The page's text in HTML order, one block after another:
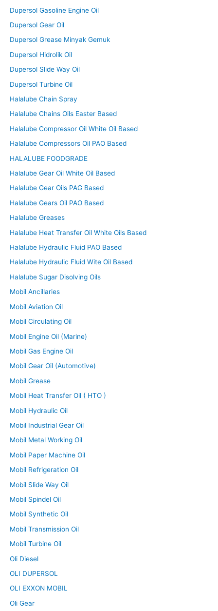
Dupersol Gasoline Engine Oil
Dupersol Gear Oil
Dupersol Grease Minyak Gemuk
Dupersol Hidrolik Oil
Dupersol Slide Way Oil
Dupersol Turbine Oil
Halalube Chain Spray
Halalube Chains Oils Easter Based
Halalube Compressor Oil White Oil Based
Halalube Compressors Oil PAO Based
HALALUBE FOODGRADE
Halalube Gear Oil White Oil Based
Halalube Gear Oils PAG Based
Halalube Gears Oil PAO Based
Halalube Greases
Halalube Heat Transfer Oil White Oils Based
Halalube Hydraulic Fluid PAO Based
Halalube Hydraulic Fluid Wite Oil Based
Halalube Sugar Disolving Oils
Mobil Ancillaries
Mobil Aviation Oil
Mobil Circulating Oil
Mobil Engine Oil (Marine)
Mobil Gas Engine Oil
Mobil Gear Oil (Automotive)
Mobil Grease
Mobil Heat Transfer Oil ( HTO )
Mobil Hydraulic Oil
Mobil Industrial Gear Oil
Mobil Metal Working Oil
Mobil Paper Machine Oil
Mobil Refrigeration Oil
Mobil Slide Way Oil
Mobil Spindel Oil
Mobil Synthetic Oil
Mobil Transmission Oil
Mobil Turbine Oil
Oli Diesel
OLI DUPERSOL
OLI EXXON MOBIL
Oli Gear